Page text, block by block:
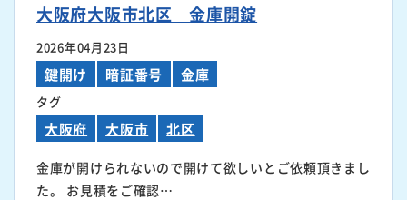
大阪府大阪市北区 金庫開錠
2026年04月23日
鍵開け 暗証番号 金庫
タグ
大阪府 大阪市 北区
金庫が開けられないので開けて欲しいとご依頼頂きまし
た。 お見積をご確認…